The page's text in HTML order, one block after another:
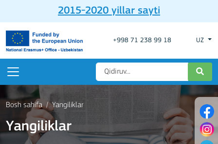
2015-2020 yillar sayti
+998 71 238 99 18 UZ
Bosh sahifa Yangiliklar
Yangiliklar